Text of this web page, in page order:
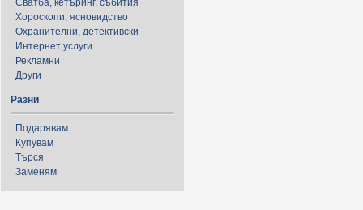
Сватба, кетъринг, събития
Хороскопи, ясновидство
Охранителни, детективски
Интернет услуги
Рекламни
Други
Разни
Подарявам
Купувам
Търся
Заменям